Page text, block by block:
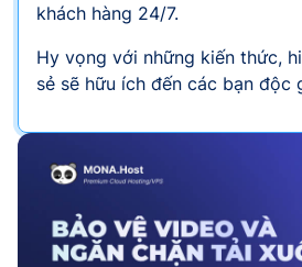
khách hàng 24/7.
Hy vọng với những kiến thức,
sẻ sẽ hữu ích đến các bạn độc